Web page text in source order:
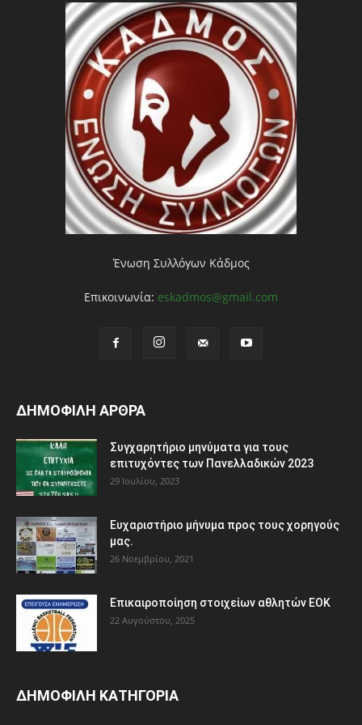
Ένωση Συλλόγων Κάδμος
Επικοινωνία: eskadmos@gmail.com
ΔΗΜΟΦΙΛΗ ΑΡΘΡΑ
Συγχαρητήριο μηνύματα για τους
επιτυχόντες των Πανελλαδικών 2023
29 Ιουλίου, 2023
Ευχαριστήριο μήνυμα προς τους χορηγούς
μας.
26 Νοεμβρίου, 2021
Eπικαιροποίηση στοιχείων αθλητών ΕΟΚ
22 Αυγούστου, 2025
ΔΗΜΟΦΙΛΗ ΚΑΤΗΓΟΡΙΑ